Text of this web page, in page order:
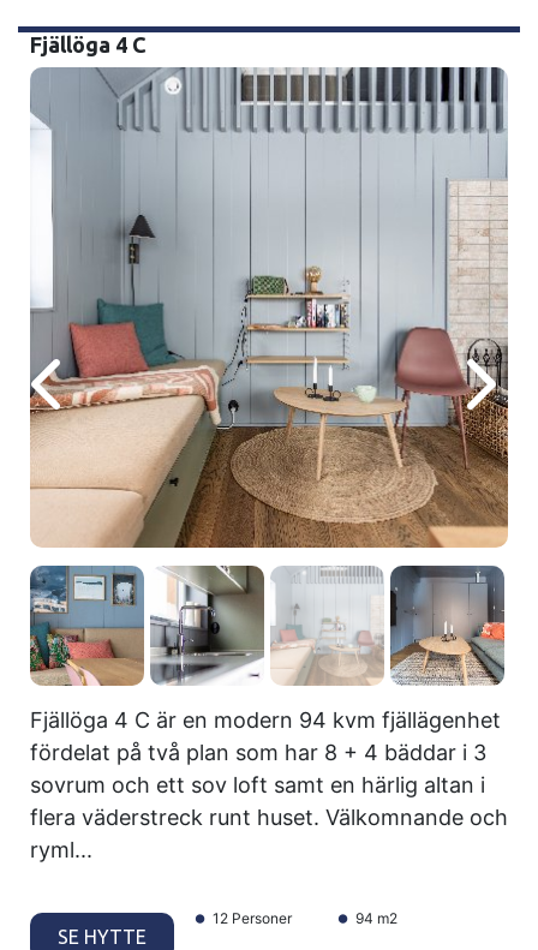
Fjällöga 4 C
Fjällöga 4 C är en modern 94 kvm fjällägenhet
fördelat på två plan som har 8 + 4 bäddar i 3
sovrum och ett sov loft samt en härlig altan i
flera väderstreck runt huset. Välkomnande och
ryml...
SE HYTTE
12 Personer 94 m2